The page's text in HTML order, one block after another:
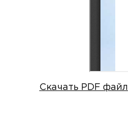
Скачать PDF файл